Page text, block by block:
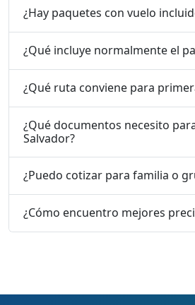
¿Hay paquetes con vuelo
¿Qué incluye normalmente el
¿Qué ruta conviene para
¿Qué documentos necesito
Salvador?
¿Puedo cotizar para familia o
¿Cómo encuentro mejores